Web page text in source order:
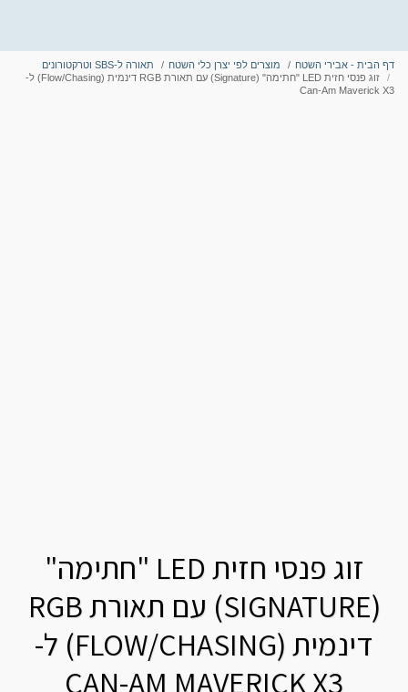
דף הבית - אבירי השטח מוצרים לפי יצרן כלי השטח
תאורה ל-SBS וטרקטורונים
זוג פנסי חזית LED "חתימה" (Signature) עם תאורת RGB דינמית (Flow/Chasing) ל-
Can-Am Maverick X3
זוג פנסי חזית LED "חתימה"
(SIGNATURE) עם תאורת RGB
דינמית (FLOW/CHASING) ל-
CAN-AM MAVERICK X3